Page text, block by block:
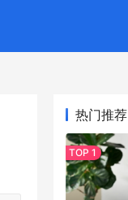
热门推荐